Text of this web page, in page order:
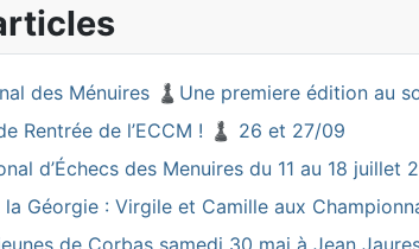
des Ménuires ♟️Une premiere édition au
Rentrée de l’ECCM ! ♟️ 26 et 27/09
d’Échecs des Menuires du 11 au 18 juillet
Géorgie : Virgile et Camille aux
de Corbas samedi 30 mai à Jean